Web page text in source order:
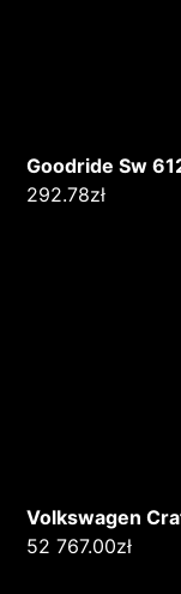
Goodride Sw
292.78zł
Volkswagen
52 767.00zł